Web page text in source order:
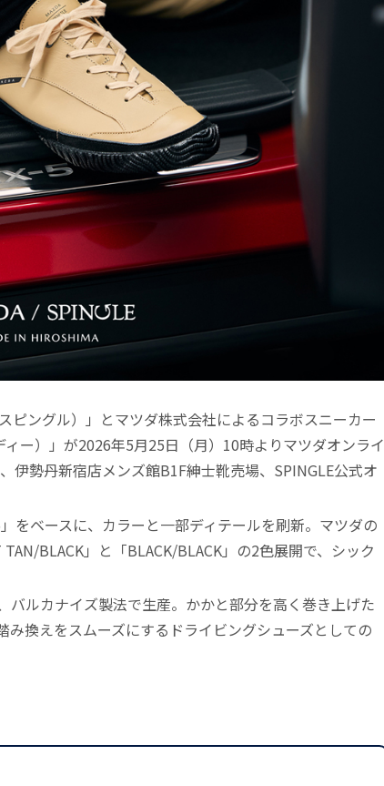
ピングル）」とマツダ株式会社によるコラボスニーカー
ー）」が2026年5月25日（月）10時よりマツダオンライ
伊勢丹新宿店メンズ館B1F紳士靴売場、SPINGLE公式オ
をベースに、カラーと一部ディテールを刷新。マツダの
BLACK」と「BLACK/BLACK」の2色展開で、シック
バルカナイズ製法で生産。かかと部分を高く巻き上げた
み換えをスムーズにするドライビングシューズとしての